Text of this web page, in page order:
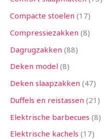
Compacte stoelen 17
Compressiezakken 8
Dagrugzakken 88
Deken model 8
Deken slaapzakken 47
Duffels en reistassen 21
Elektrische barbecues 8
Elektrische kachels 17